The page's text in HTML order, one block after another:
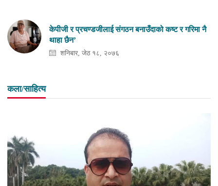
केपीजी र प्रचण्डजीलाई संगठन बनाउँदाको कष्ट र गरिमा नै
थाहा छैन’
शनिबार, जेठ १८, २०७६
कला/साहित्य